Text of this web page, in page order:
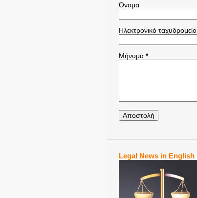
Όνομα
Ηλεκτρονικό ταχυδρομείο
Μήνυμα *
Legal News in English